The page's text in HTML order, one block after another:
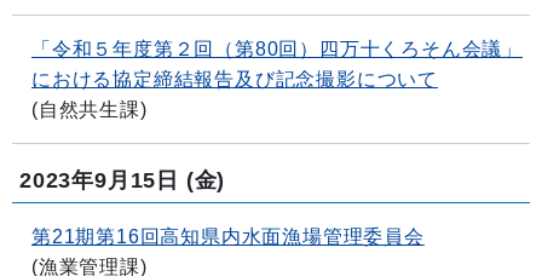
「令和５年度第２回（第80回）四万十くろそん会議」
における協定締結報告及び記念撮影について
(自然共生課)
2023年9月15日 (金)
第21期第16回高知県内水面漁場管理委員会
(漁業管理課)